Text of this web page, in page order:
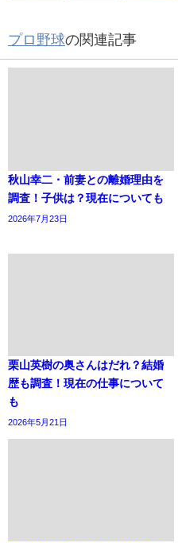
プロ野球の関連記事
秋山幸二・前妻との離婚理由を
調査！子供は？現在についても
2026年7月23日
栗山英樹の奥さんはだれ？結婚
歴も調査！現在の仕事について
も
2026年5月21日